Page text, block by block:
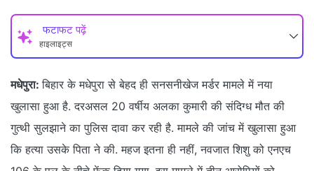
फटाफट पढ़ें
हाइलाइट्स
मधेपुरा: बिहार के मधेपुरा से बेहद ही सनसनीखेज मर्डर मामले में नया
खुलासा हुआ है. दरअसल 20 वर्षीय अलका कुमारी की संदिग्ध मौत की
गुत्थी सुलझाने का पुलिस दावा कर रही है. मामले की जांच में खुलासा हुआ
कि हत्या उसके पिता ने की. महज इतना ही नहीं, नवजात शिशु को एनएच